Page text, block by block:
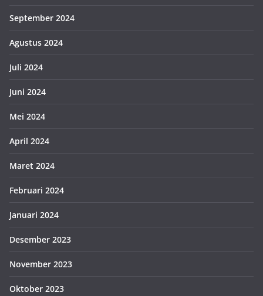
September 2024
Agustus 2024
Juli 2024
Juni 2024
Mei 2024
April 2024
Maret 2024
Februari 2024
Januari 2024
Desember 2023
November 2023
Oktober 2023